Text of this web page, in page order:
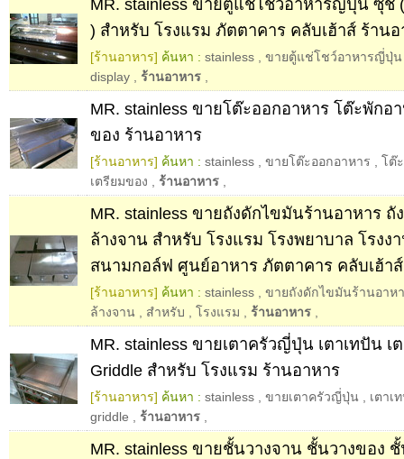
) สำหรับ โรงแรม ภัตตาคาร คลับเฮ้าส์ ร้านอ
[ร้านอาหาร] ค้นหา : stainless ขายตู้แช่โชว์อาหารญี่ปุ่น
display
ร้านอาหาร
MR. stainless ขายโต๊ะออกอาหาร โต๊ะพักอ
ของ ร้านอาหาร
[ร้านอาหาร] ค้นหา : stainless ขายโต๊ะออกอาหาร
โต๊
เตรียมของ
ร้านอาหาร
MR. stainless ขายถังดักไขมันร้านอาหาร
ล้างจาน สำหรับ โรงแรม โรงพยาบาล โรงง
สนามกอล์ฟ ศูนย์อาหาร ภัตตาคาร คลับเฮ้า
[ร้านอาหาร] ค้นหา : stainless
ขายถังดักไขมันร้านอาห
ล้างจาน
สำหรับ โรงแรม ร้านอาหาร
MR. stainless ขายเตาครัวญี่ปุ่น เตาเทปัน เ
Griddle สำหรับ โรงแรม ร้านอาหาร
[ร้านอาหาร] ค้นหา : stainless ขายเตาครัวญี่ปุ่น
เตาเ
griddle
ร้านอาหาร
MR. stainless ขายชั้นวางจาน ชั้นวางของ